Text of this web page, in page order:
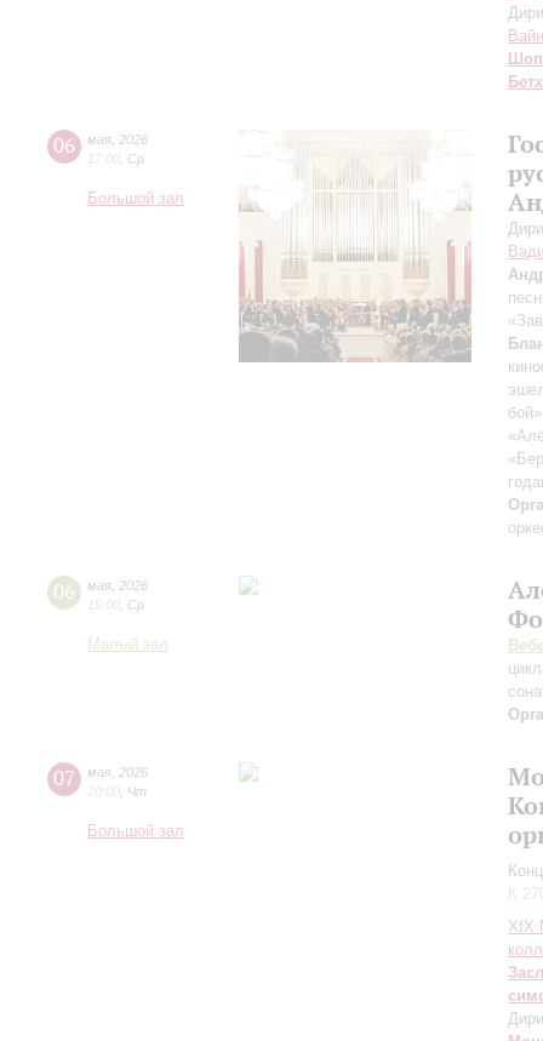
06 мая 2026
17:00 Ср
Большой зал
06 мая 2026
19:00 Ср
Малый зал
07 мая 2026
20:00 Чт
Большой зал
К
XIХ